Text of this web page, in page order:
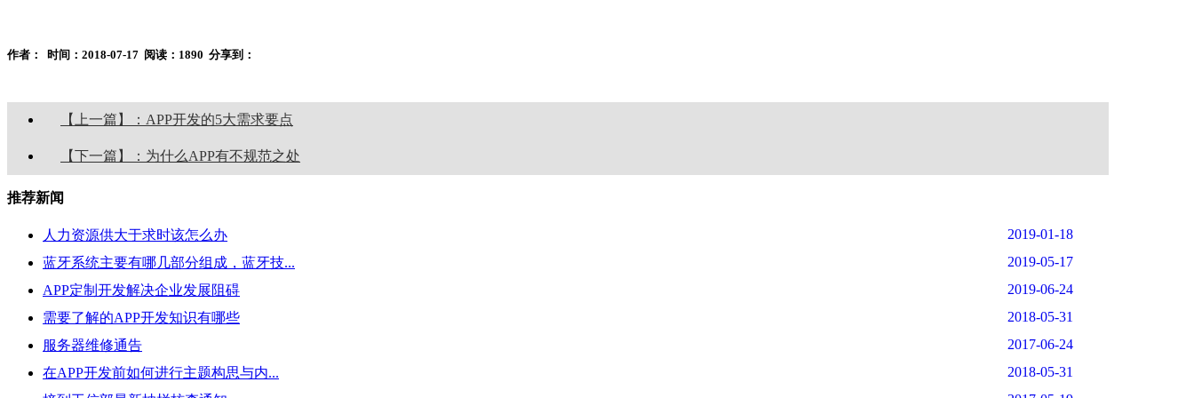
作者： 时间：2018-07-17 阅读：1890 分享到：
【上一篇】：APP开发的5大需求要点
【下一篇】：为什么APP有不规范之处
推荐新闻
人力资源供大于求时该怎么办
2019-01-18
蓝牙系统主要有哪几部分组成，蓝牙技...
2019-05-17
APP定制开发解决企业发展阻碍
2019-06-24
需要了解的APP开发知识有哪些
2018-05-31
服务器维修通告
2017-06-24
在APP开发前如何进行主题构思与内...
2018-05-31